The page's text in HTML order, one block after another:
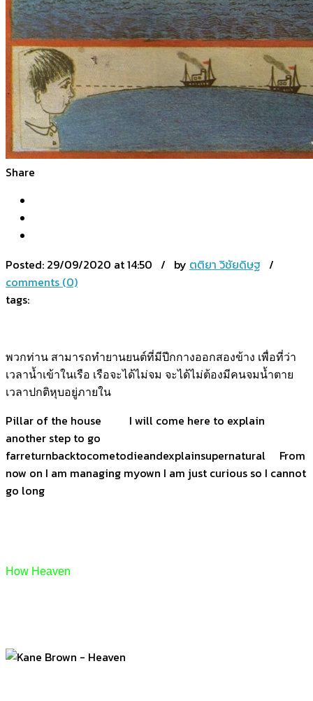
Share
Posted: 29/09/2020 at 14:50 / by ตติยา วิชัยดิษฐ /
comments (0)
tags:
พวกท่าน สามารถทำยานยนต์ที่มีปีกกางออกสองข้าง เพื่อที่ว่า
เวลาน้ำเข้าในเรือ เรือจะได้ไม่จม จะได้ไม่ต้องมีคนจมน้ำตาย
เวลาปกติหุบอยู่ภายใน
Pillar of the house I will come here to explain
another step to go
farreturnbacktocometodieandexplainsupernatural From
now on I am managing myown I am just curious so I cannot
go long
How Heaven